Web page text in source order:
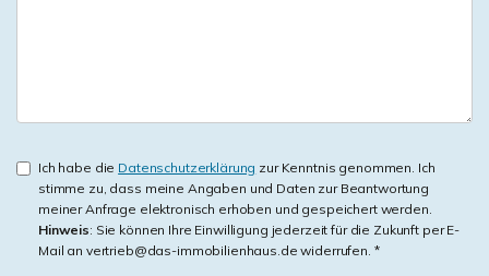
Ich habe die Datenschutzerklärung zur Kenntnis genommen. Ich
stimme zu, dass meine Angaben und Daten zur Beantwortung
meiner Anfrage elektronisch erhoben und gespeichert werden.
Hinweis: Sie können Ihre Einwilligung jederzeit für die Zukunft per E-
Mail an vertrieb@das-immobilienhaus.de widerrufen. *